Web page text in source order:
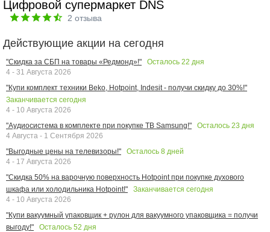
Цифровой супермаркет DNS
2 отзыва
Действующие акции на сегодня
"Скидка за СБП на товары «Редмонд»!" Осталось 22 дня
4 - 31 Августа 2026
"Купи комплект техники Beko, Hotpoint, Indesit - получи скидку до 30%!"
Заканчивается сегодня
4 - 10 Августа 2026
"Аудиосистема в комплекте при покупке ТВ Samsung!"
Осталось 23 дня
4 Августа - 1 Сентября 2026
"Выгодные цены на телевизоры!"
Осталось 8 дней
4 - 17 Августа 2026
"Скидка 50% на варочную поверхность Hotpoint при покупке духового
шкафа или холодильника Hotpoint!"
Заканчивается сегодня
4 - 10 Августа 2026
"Купи вакуумный упаковщик + рулон для вакуумного упаковщика = получи
выгоду!"
Осталось 52 дня